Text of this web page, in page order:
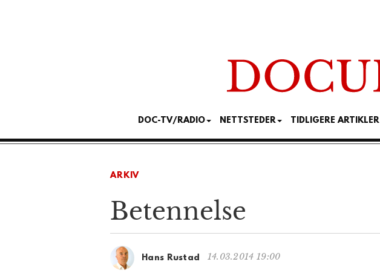
DOC-TV/RADIO NETTSTEDER TIDLIGERE ARTIKLER
ARKIV
Betennelse
Hans Rustad 14.03.2014 19:00